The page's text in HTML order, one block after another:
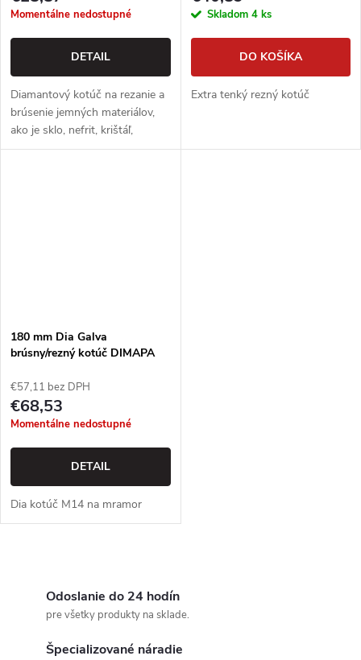
Momentálne nedostupné
DETAIL
Diamantový kotúč na rezanie a
brúsenie jemných materiálov,
ako je sklo, nefrit, krištáľ,
porcelánové dlaždice a spekaný
Skladom 4 ks
DO KOŠÍKA
Extra tenký rezný kotúč
180 mm Dia Galva
brúsny/rezný kotúč DIMAPA
€57,11 bez DPH
€68,53
Momentálne nedostupné
DETAIL
Dia kotúč M14 na mramor
Odoslanie do 24 hodín
pre všetky produkty na sklade.
Špecializované náradie